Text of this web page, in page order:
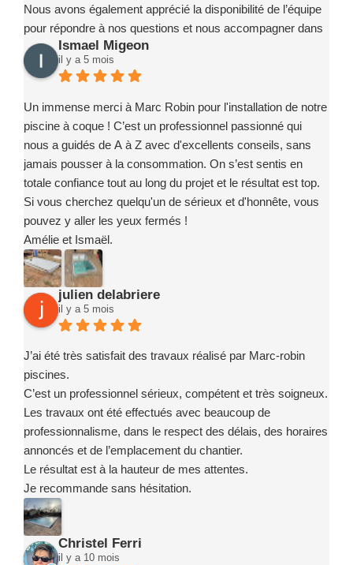
Nous avons également apprécié la disponibilité de l’équipe
pour répondre à nos questions et nous accompagner dans
la prise en main de notre installation.
Nous recommandons sans hésitation l’entreprise Marc
Robin Piscines à toute personne souhaitant réaliser un
projet de piscine en toute confiance. Merci encore à toute
l’équipe pour votre sérieux, votre implication et la qualité de
votre travail.
Ismael Migeon
il y a 5 mois
Un immense merci à Marc Robin pour l'installation de notre
piscine à coque ! C’est un professionnel passionné qui
nous a guidés de A à Z avec d'excellents conseils, sans
jamais pousser à la consommation. On s’est sentis en
totale confiance tout au long du projet et le résultat est top.
Si vous cherchez quelqu'un de sérieux et d'honnête, vous
pouvez y aller les yeux fermés !
Amélie et Ismaël.
julien delabriere
il y a 5 mois
J’ai été très satisfait des travaux réalisé par Marc-robin
piscines.
C’est un professionnel sérieux, compétent et très soigneux.
Les travaux ont été effectués avec beaucoup de
professionnalisme, dans le respect des délais, des horaires
annoncés et de l’emplacement du chantier.
Le résultat est à la hauteur de mes attentes.
Je recommande sans hésitation.
Christel Ferri
il y a 10 mois